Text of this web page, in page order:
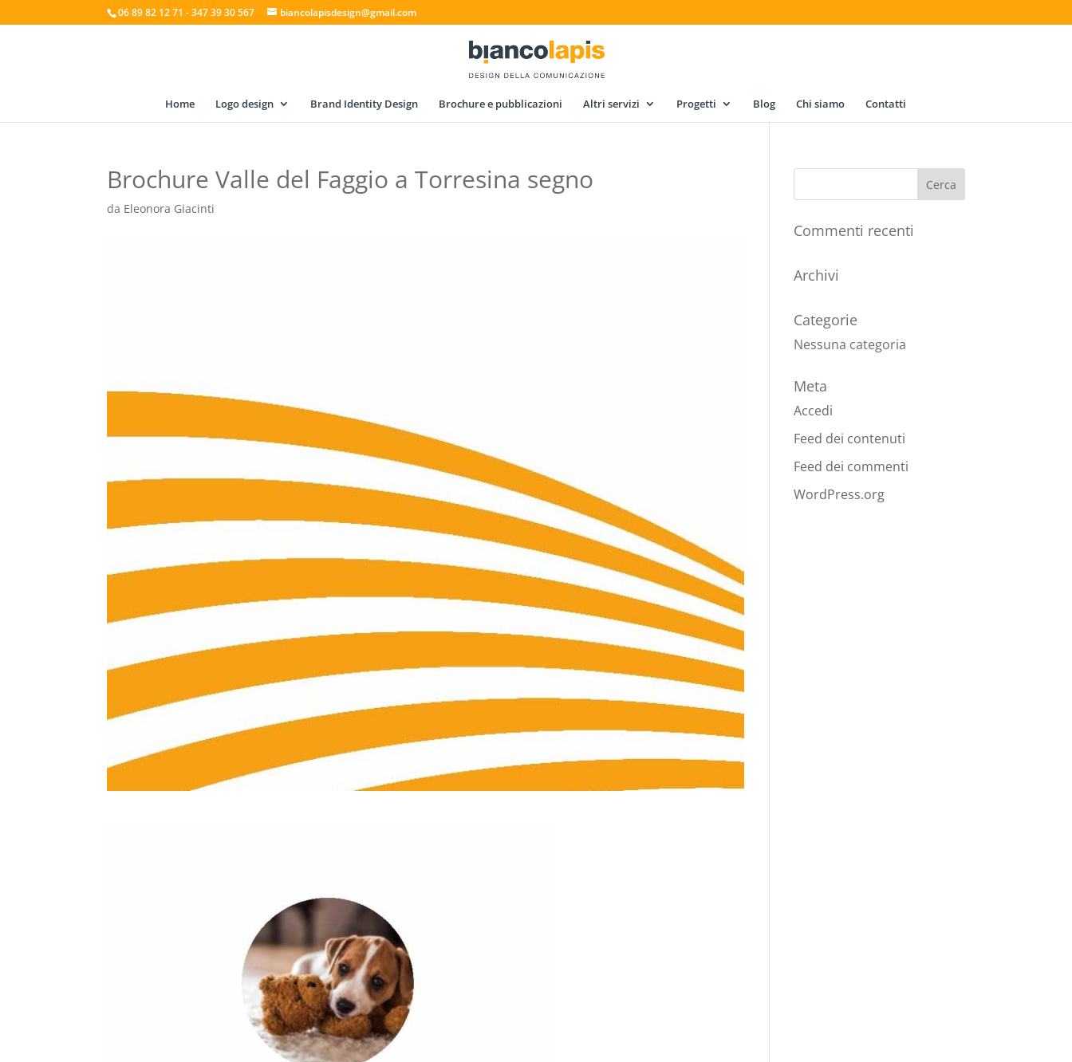
06 89 82 12 71 - 347 39 30 567 biancolapisdesign@gmail.com
Home Logo design Brand Identity Design Brochure e pubblicazioni Altri servizi Progetti Blog Chi siamo Contatti
Brochure Valle del Faggio a Torresina segno
da Eleonora Giacinti
Commenti recenti
Archivi
Categorie
Nessuna categoria
Meta
Accedi
Feed dei contenuti
Feed dei commenti
WordPress.org